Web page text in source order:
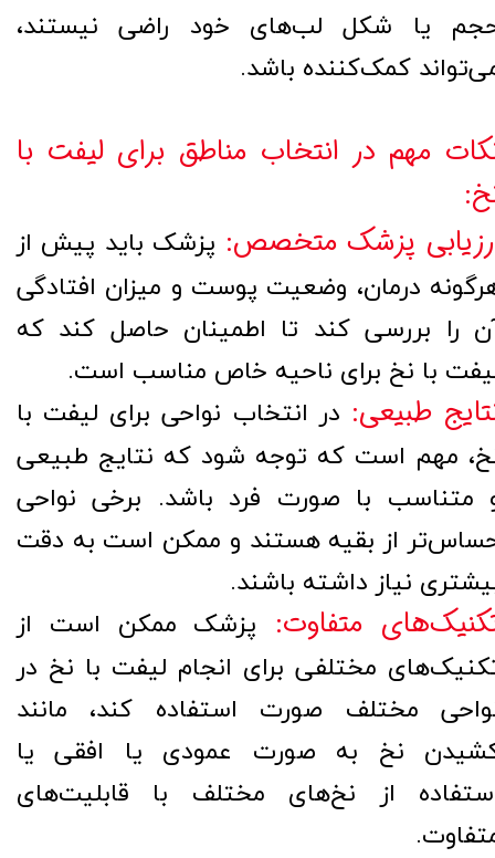
یا شکل لب‌های خود راضی نیستند،
کمک‌کننده باشد.
مهم در انتخاب مناطق برای لیفت با
پزشک متخصص: پزشک باید پیش از
درمان، وضعیت پوست و میزان افتادگی
را بررسی کند تا اطمینان حاصل کند که
با نخ برای ناحیه خاص مناسب است.
طبیعی: در انتخاب نواحی برای لیفت با
مهم است که توجه شود که نتایج طبیعی
متناسب با صورت فرد باشد. برخی نواحی
از بقیه هستند و ممکن است به دقت
نیاز داشته باشند.
متفاوت: پزشک ممکن است از
مختلفی برای انجام لیفت با نخ در
مختلف صورت استفاده کند، مانند
نخ به صورت عمودی یا افقی یا
از نخ‌های مختلف با قابلیت‌های